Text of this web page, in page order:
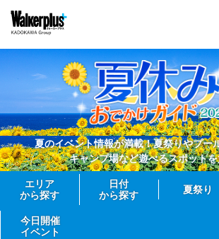
夏のイベント情報が満載！夏祭りやプー
キャンプ場など遊べるスポット
エリア
から探す
日付
から探す
夏祭り
今日開催
イベント